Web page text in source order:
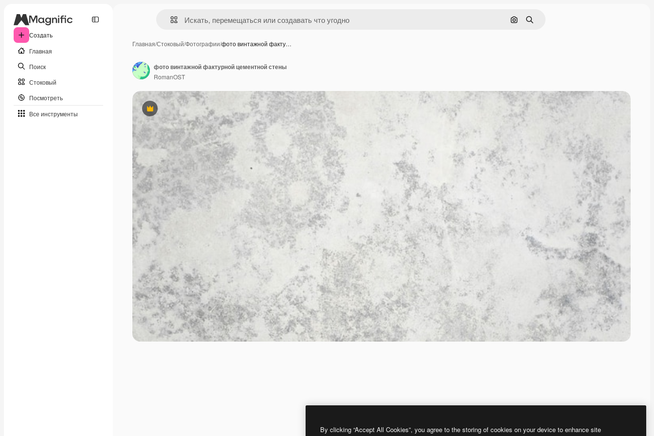
Создать
Главная
Поиск
Стоковый
Посмотреть
Все инструменты
Поиск по изображению
Поиск
Главная/Стоковый/Фотографии/фото винтажной факту…
Премиум
фото винтажной фактурной цементной стены
RomanOST
By clicking “Accept All Cookies”, you agree to the storing of cookies on your device to enhance site